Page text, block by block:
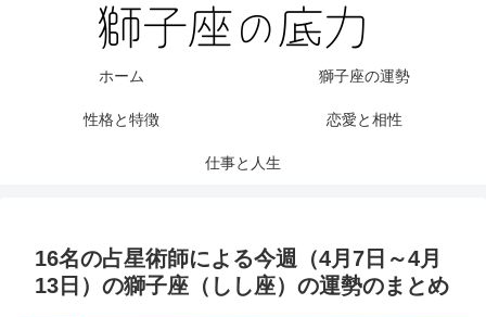
ホーム 獅子座の運勢
性格と特徴 恋愛と相性
仕事と人生
16名の占星術師による今週（4月7日～4月
13日）の獅子座（しし座）の運勢のまとめ